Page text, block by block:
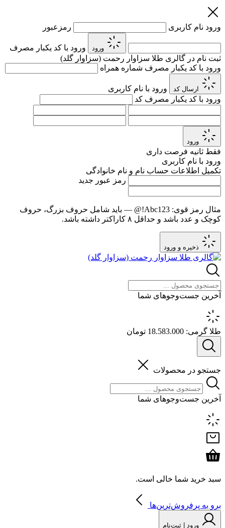
ورود نام کاربری رمزعبور
ورود
ورود با کد یکبار مصرف
ثبت نام در گالری طلا سزاوار رحمت (سزاوار گلد)
ورود با کد یکبار مصرف شماره همراه
ارسال کد
ورود با نام کاربری
ورود با کد یکبار مصرف کد
ورود
فقط ثانیه فرصت داری
ورود با نام کاربری
تکمیل اطلاعات حساب نام و نام خانوادگی
رمز عبور جدید
مثال رمز قوی: Abc123!@
— باید شامل حروف بزرگ، حروف
کوچک و عدد باشد و حداقل ۸ کاراکتر داشته باشد.
ذخیره و ورود
آخرین جست‌وجوهای شما
طلا گرمی: 18.583.000 تومان
جستجو در محصولات
آخرین جست‌وجوهای شما
سبد خرید شما خالی است.
برو به پرفروش‌ترین‌ها
ورود | ثبت‌نام